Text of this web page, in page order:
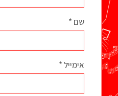
שם *
אימייל*